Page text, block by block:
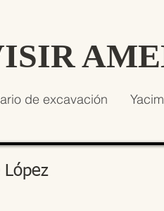
de excavación